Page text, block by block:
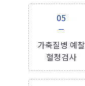
05
가축질병 예찰
혈청검사